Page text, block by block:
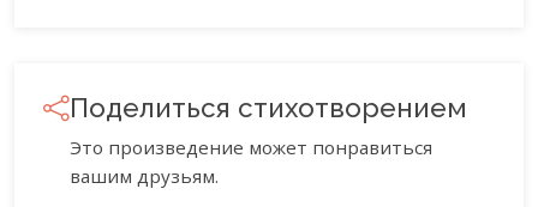
Поделиться стихотворением
Это произведение может понравиться
вашим друзьям.